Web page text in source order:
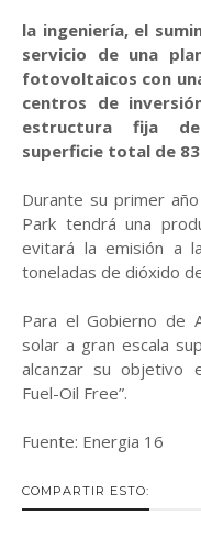
la ingeniería, el
servicio de una
fotovoltaicos con
centros de
estructura fija
superficie total de
Durante su primer
Park tendrá una
evitará la emisión a
toneladas de dióxido
Para el Gobierno de
solar a gran escala
alcanzar su objetivo
Fuel-Oil Free”.
Fuente: Energia 16
COMPARTIR ESTO: